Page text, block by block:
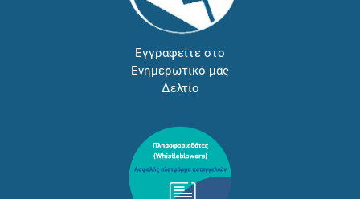
Εγγραφείτε στο
Ενημερωτικό μας
Δελτίο